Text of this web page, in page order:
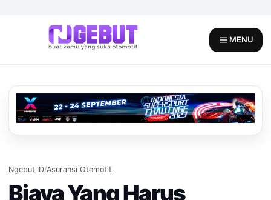
MENU
Ngebut.ID/Asuransi Otomotif
Biaya Yang Harus